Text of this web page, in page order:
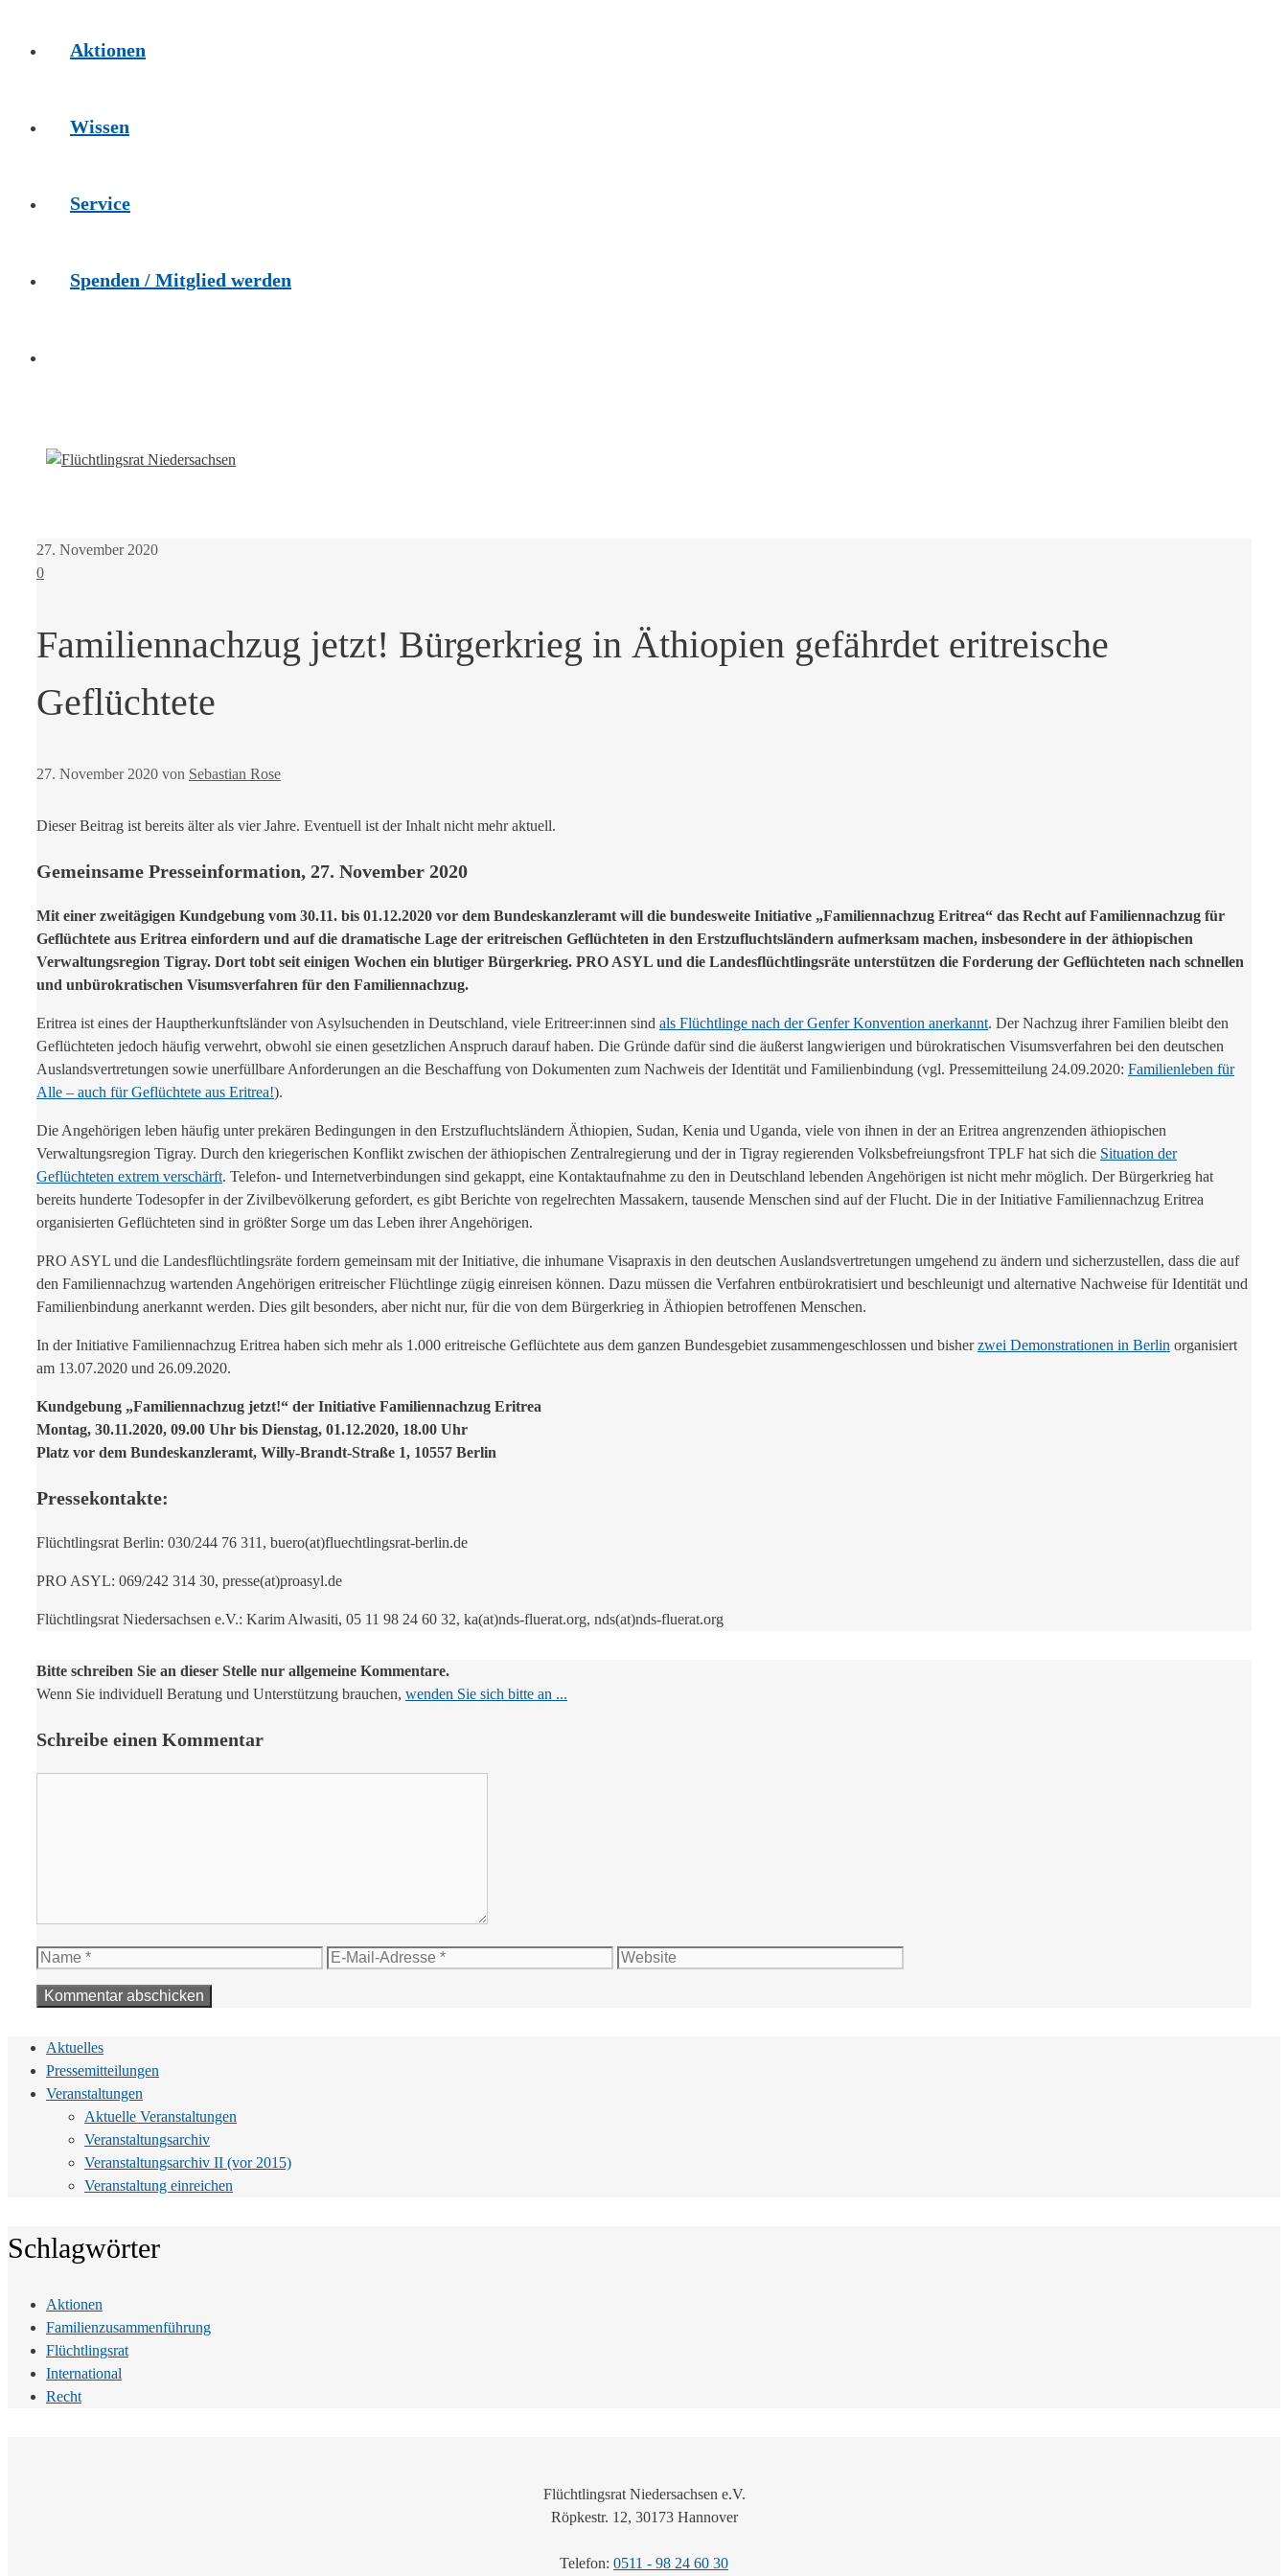
Aktionen
Wissen
Service
Spenden / Mitglied werden
27. November 2020
0
Familiennachzug jetzt! Bürgerkrieg in Äthiopien gefährdet eritreische
Geflüchtete
27. November 2020 von Sebastian Rose
Dieser Beitrag ist bereits älter als vier Jahre. Eventuell ist der Inhalt nicht mehr aktuell.
Gemeinsame Presseinformation, 27. November 2020
Mit einer zweitägigen Kundgebung vom 30.11. bis 01.12.2020 vor dem Bundeskanzleramt will die bundesweite Initiative „Familiennachzug Eritrea“ das Recht auf Familiennachzug für
Geflüchtete aus Eritrea einfordern und auf die dramatische Lage der eritreischen Geflüchteten in den Erstzufluchtsländern aufmerksam machen, insbesondere in der äthiopischen
Verwaltungsregion Tigray. Dort tobt seit einigen Wochen ein blutiger Bürgerkrieg. PRO ASYL und die Landesflüchtlingsräte unterstützen die Forderung der Geflüchteten nach schnellen
und unbürokratischen Visumsverfahren für den Familiennachzug.
Eritrea ist eines der Hauptherkunftsländer von Asylsuchenden in Deutschland, viele Eritreer:innen sind als Flüchtlinge nach der Genfer Konvention anerkannt. Der Nachzug ihrer Familien bleibt den
Geflüchteten jedoch häufig verwehrt, obwohl sie einen gesetzlichen Anspruch darauf haben. Die Gründe dafür sind die äußerst langwierigen und bürokratischen Visumsverfahren bei den deutschen
Auslandsvertretungen sowie unerfüllbare Anforderungen an die Beschaffung von Dokumenten zum Nachweis der Identität und Familienbindung (vgl. Pressemitteilung 24.09.2020: Familienleben für
Alle – auch für Geflüchtete aus Eritrea!).
Die Angehörigen leben häufig unter prekären Bedingungen in den Erstzufluchtsländern Äthiopien, Sudan, Kenia und Uganda, viele von ihnen in der an Eritrea angrenzenden äthiopischen
Verwaltungsregion Tigray. Durch den kriegerischen Konflikt zwischen der äthiopischen Zentralregierung und der in Tigray regierenden Volksbefreiungsfront TPLF hat sich die Situation der
Geflüchteten extrem verschärft. Telefon- und Internetverbindungen sind gekappt, eine Kontaktaufnahme zu den in Deutschland lebenden Angehörigen ist nicht mehr möglich. Der Bürgerkrieg hat
bereits hunderte Todesopfer in der Zivilbevölkerung gefordert, es gibt Berichte von regelrechten Massakern, tausende Menschen sind auf der Flucht. Die in der Initiative Familiennachzug Eritrea
organisierten Geflüchteten sind in größter Sorge um das Leben ihrer Angehörigen.
PRO ASYL und die Landesflüchtlingsräte fordern gemeinsam mit der Initiative, die inhumane Visapraxis in den deutschen Auslandsvertretungen umgehend zu ändern und sicherzustellen, dass die auf
den Familiennachzug wartenden Angehörigen eritreischer Flüchtlinge zügig einreisen können. Dazu müssen die Verfahren entbürokratisiert und beschleunigt und alternative Nachweise für Identität und
Familienbindung anerkannt werden. Dies gilt besonders, aber nicht nur, für die von dem Bürgerkrieg in Äthiopien betroffenen Menschen.
In der Initiative Familiennachzug Eritrea haben sich mehr als 1.000 eritreische Geflüchtete aus dem ganzen Bundesgebiet zusammengeschlossen und bisherzwei Demonstrationen in Berlin organisiert
am 13.07.2020 und 26.09.2020.
Kundgebung „Familiennachzug jetzt!“ der Initiative Familiennachzug Eritrea
Montag, 30.11.2020, 09.00 Uhr bis Dienstag, 01.12.2020, 18.00 Uhr
Platz vor dem Bundeskanzleramt, Willy-Brandt-Straße 1, 10557 Berlin
Pressekontakte:
Flüchtlingsrat Berlin: 030/244 76 311, buero(at)fluechtlingsrat-berlin.de
PRO ASYL: 069/242 314 30, presse(at)proasyl.de
Flüchtlingsrat Niedersachsen e.V.: Karim Alwasiti, 05 11 98 24 60 32, ka(at)nds-fluerat.org, nds(at)nds-fluerat.org
Bitte schreiben Sie an dieser Stelle nur allgemeine Kommentare.
Wenn Sie individuell Beratung und Unterstützung brauchen, wenden Sie sich bitte an ...
Schreibe einen Kommentar
Name
E-
Website
Aktuelles
Pressemitteilungen
Veranstaltungen
Aktuelle Veranstaltungen
Veranstaltungsarchiv
Veranstaltungsarchiv II (vor 2015)
Veranstaltung einreichen
Schlagwörter
Aktionen
Familienzusammenführung
Flüchtlingsrat
International
Recht
Flüchtlingsrat Niedersachsen e.V.
Röpkestr. 12, 30173 Hannover
Telefon: 0511 - 98 24 60 30